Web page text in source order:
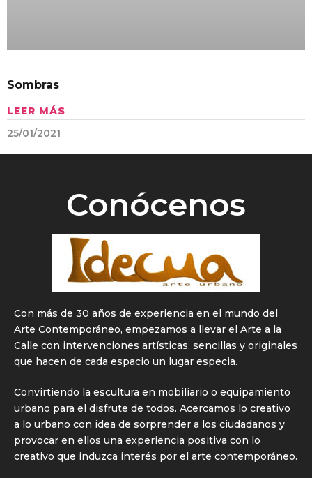
Sombras
LEER MÁS
25/01/2021
Conócenos
Con más de 30 años de experiencia en el mundo del
Arte Contemporáneo, empezamos a llevar el Arte a la
Calle con intervenciones artísticas, sencillas y originales
que hacen de cada espacio un lugar especia.
Convirtiendo la escultura en mobiliario o equipamiento
urbano para el disfrute de todos. Acercamos lo creativo
a lo urbano con idea de sorprender a los ciudadanos y
provocar en ellos una experiencia positiva con lo
creativo que induzca interés por el arte contemporáneo.